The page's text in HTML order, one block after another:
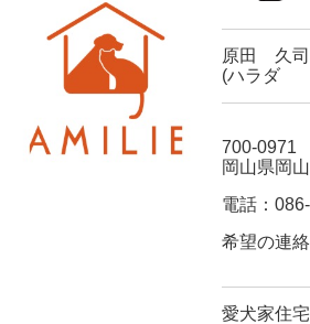
原田 久司
(ハラダ
700-0971
岡山県岡
電話：
希望の連
愛犬家住